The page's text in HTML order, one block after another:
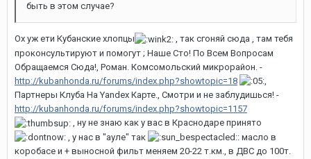
быть в этом случае?
Ох уж ети Кубанские хлопцы
, так сгоняй сюда , там тебя
проконсультируют и помогут ; Наше Сто! По Всем Вопросам
Обращаемся Сюда!, Роман. Комсомольский микрорайон. -
http://kubanhonda.ru/forums/index.php?showtopic=18
Партнеры Клуба На Yandex Карте., Смотри и не заблудишься! -
http://kubanhonda.ru/forums/index.php?showtopic=1157
, ну не знаю как у вас в Краснодаре принято
, у нас в "ауле" так
: масло в
коробасе и + выносной фильт меняем 20-22 т.км., в ДВС до 100т.